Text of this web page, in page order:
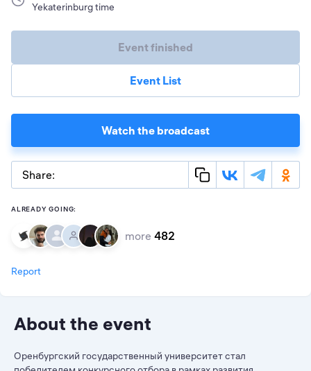
Yekaterinburg time
Event finished
Event List
Watch the broadcast
Share:
ALREADY GOING:
more 482
Report
About the event
Оренбургский государственный университет стал